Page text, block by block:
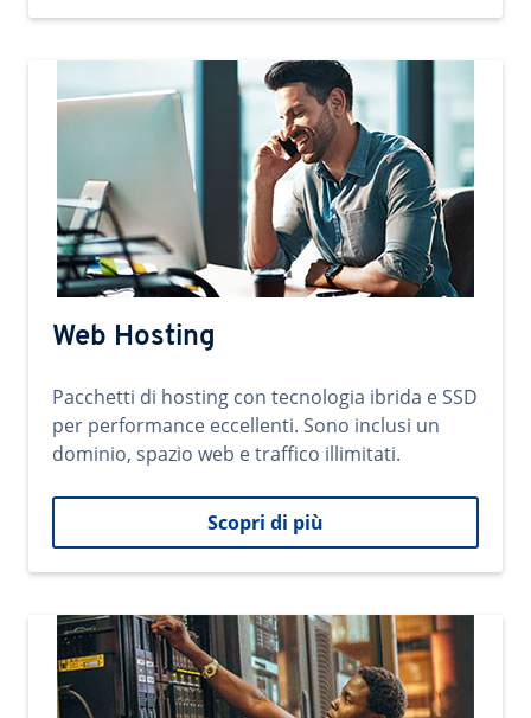
Web Hosting
Pacchetti di hosting con tecnologia ibrida e SSD
per performance eccellenti. Sono inclusi un
dominio, spazio web e traffico illimitati.
Scopri di più